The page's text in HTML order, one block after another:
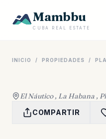
Mambbu
CUBA REAL ESTATE
INICIO / PROPIEDADES /
El Náutico , La Habana ,
COMPARTIR